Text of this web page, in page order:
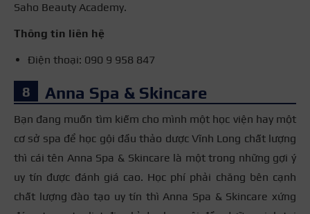
Saho Beauty Academy.
Thông tin liên hệ
Điện thoại: 090 9 958 847
Anna Spa & Skincare
Bạn đang muốn tìm kiếm cho mình một học viện hay một
cơ sở spa để học gội đầu thảo dược Vĩnh Long chất lượng
thì cái tên Anna Spa & Skincare là một trong những gợi ý
uy tín được đánh giá cao. Học phí phải chăng bên cạnh
chất lượng đào tạo uy tín thì Anna Spa & Skincare xứng